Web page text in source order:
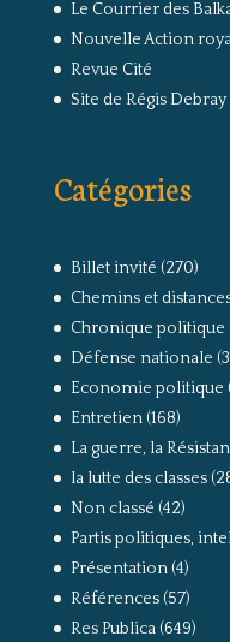
Le Courrier des
Nouvelle Action
Revue Cité
Site de Régis Debray
Catégories
Billet invité (270)
Chemins et
Chronique politique
Défense nationale
Economie politique
Entretien(168)
La guerre, la
la lutte des classes
Non classé (42)
Partis politiques,
Présentation(4)
Références(57)
Res Publica(649)